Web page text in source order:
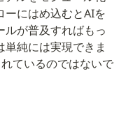
ーにはめ込むとAIを
が普及すればもっ
純には実現できま
ているのではないで